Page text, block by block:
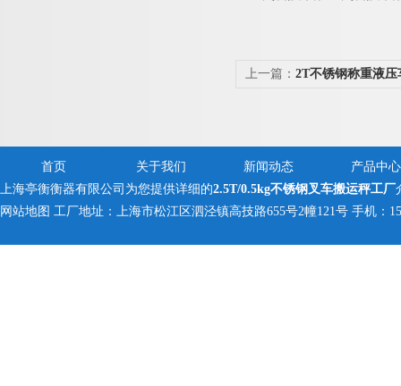
上一篇： 2T不锈钢称重液
首页 关于我们 新闻动态
产品中心
上海亭衡衡器有限公司为您提供详细的2.5T/0.5kg不锈钢叉车搬运秤工厂
网站地图 工厂地址：上海市松江区泗泾镇高技路655号2幢121号 手机：